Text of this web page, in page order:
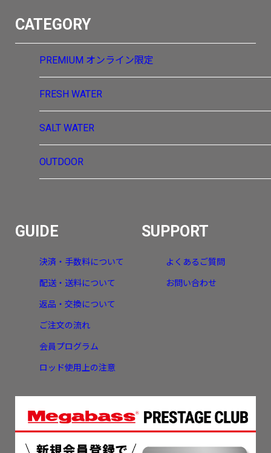
CATEGORY
PREMIUM オンライン限定
FRESH WATER
SALT WATER
OUTDOOR
GUIDE
決済・手数料について
配送・送料について
返品・交換について
ご注文の流れ
会員プログラム
ロッド使用上の注意
SUPPORT
よくあるご質問
お問い合わせ